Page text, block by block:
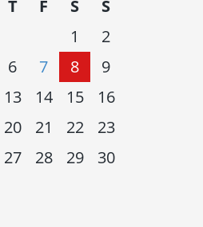
T F S S
1
2
6 7 8
9
13 14 15
16
20 21 22
23
27 28 29
30